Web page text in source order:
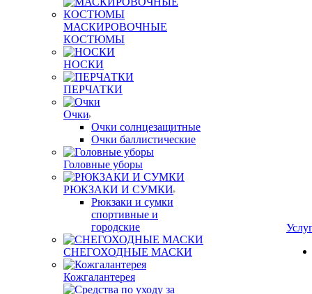
МАСКИРОВОЧНЫЕ
КОСТЮМЫ
НОСКИ
ПЕРЧАТКИ
Очки
Очки солнцезащитные
Очки баллистические
Головные уборы
РЮКЗАКИ И СУМКИ
Рюкзаки и сумки
спортивные и
городские
СНЕГОХОДНЫЕ МАСКИ
Кожгалантерея